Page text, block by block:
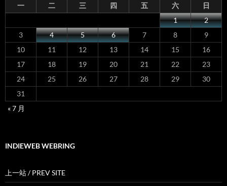
一 二 三 四 五 六
日
1
2
3
4 5 6 7 8
9
10
11 12 13 14 15
16
17
18 19 20 21 22
23
24
25 26 27 28 29
30
31
« 7 月
INDIEWEB WEBRING
上一站 / PREV SITE